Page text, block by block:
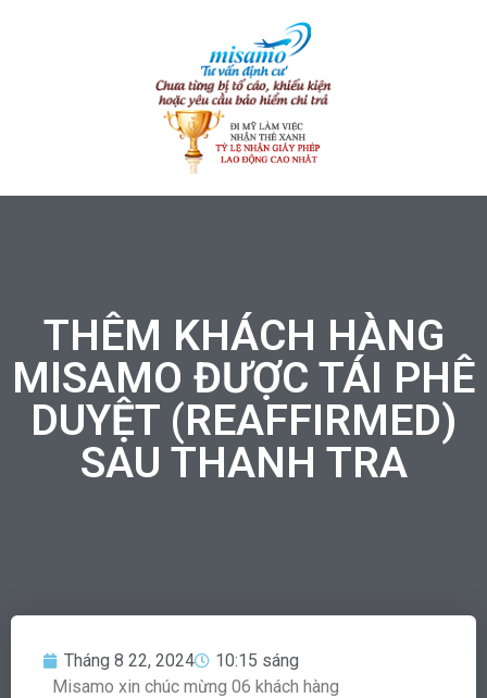
THÊM KHÁCH HÀNG
MISAMO ĐƯỢC TÁI PHÊ
DUYỆT (REAFFIRMED)
SAU THANH TRA
Tháng 8 22, 2024
10:15 sáng
Misamo xin chúc mừng 06 khách hàng